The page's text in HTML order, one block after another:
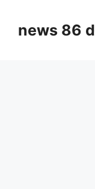
contentnews 86